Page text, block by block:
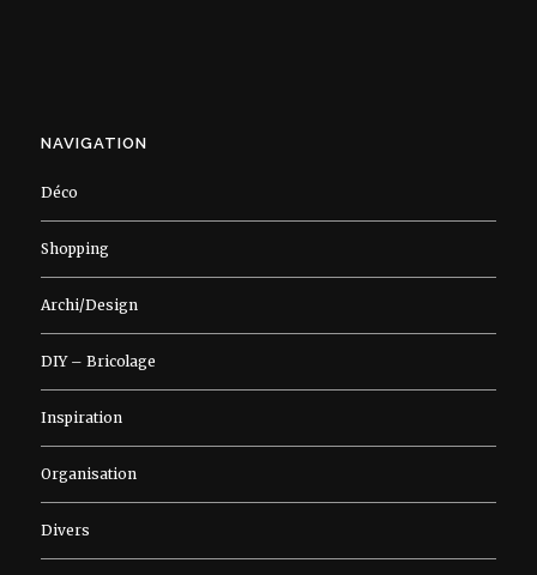
NAVIGATION
Déco
Shopping
Archi/Design
DIY – Bricolage
Inspiration
Organisation
Divers